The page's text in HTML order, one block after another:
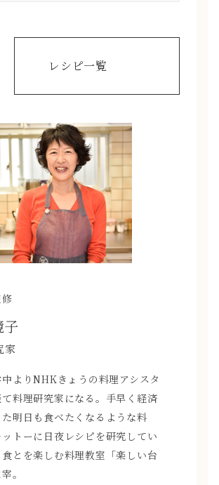
レシピ一覧
子
家
よりNHKきょうの料理アシスタ
て料理研究家になる。手早く経済
明日も食べたくなるような料
トーに日夜レシピを研究してい
とを楽しむ料理教室「楽しい台
。